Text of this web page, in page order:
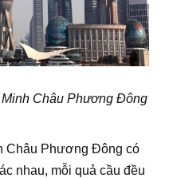
Châu Phương Đông
Châu Phương Đông có
nhau, mỗi quả cầu đều